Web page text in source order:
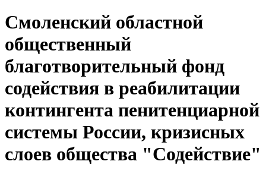
Смоленский областной
общественный
благотворительный фонд
содействия в реабилитации
контингента пенитенциарной
системы России, кризисных
слоев общества "Содействие"